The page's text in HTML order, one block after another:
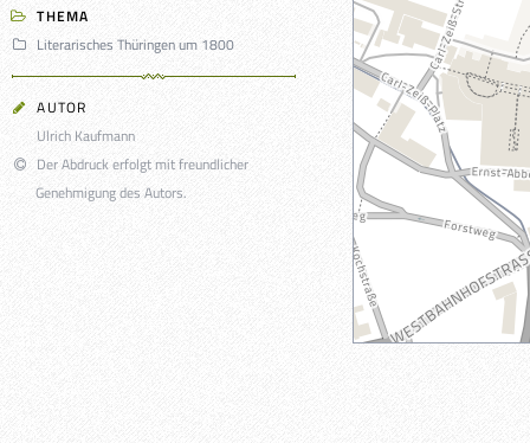
THEMA
Literarisches Thüringen um 1800
AUTOR
Ulrich Kaufmann
Der Abdruck erfolgt mit freundlicher
Genehmigung des Autors.